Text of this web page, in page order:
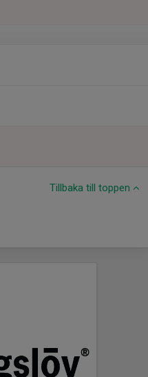
Tillbaka till toppen